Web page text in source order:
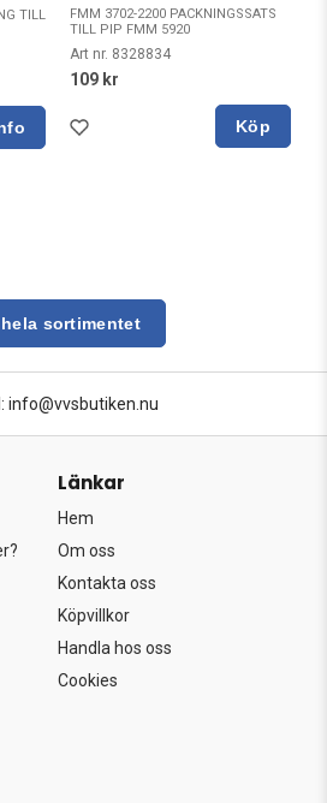
TILL
FMM 3702-2200 PACKNINGSSATS
TILL PIP FMM 5920
Art nr. 8328834
109 kr
Köp
hela sortimentet
info@vvsbutiken.nu
Länkar
Hem
Om oss
Kontakta oss
Köpvillkor
Handla hos oss
Cookies